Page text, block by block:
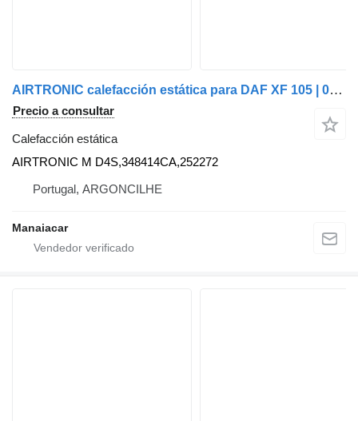
AIRTRONIC calefacción estática para DAF XF 105 | 05 camión
Precio a consultar
Calefacción estática
AIRTRONIC M D4S,348414CA,252272
Portugal, ARGONCILHE
Manaiacar